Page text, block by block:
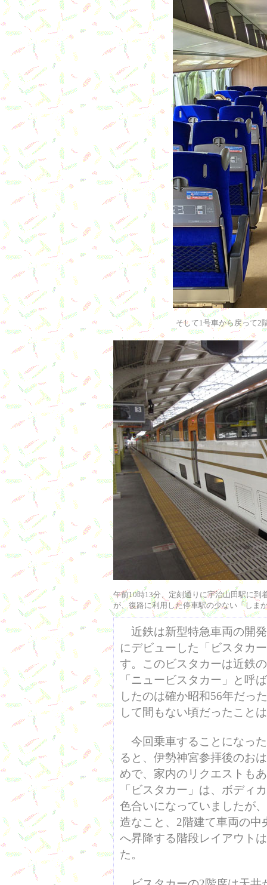
そして1号車から戻って2
午前10時13分、定刻通りに宇治山田駅に到
が、復路に利用した停車駅の少ない「しま
近鉄は新型特急車両の開
にデビューした「ビスタカ
す。このビスタカーは近鉄
「ニュービスタカー」と呼
したのは確か昭和56年だっ
して間もない頃だったこと
今回乗車することになっ
ると、伊勢神宮参拝後のお
めで、家内のリクエストも
「ビスタカー」は、ボディ
色合いになっていましたが
造なこと、2階建て車両の
へ昇降する階段レイアウト
た。